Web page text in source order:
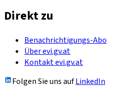
Direkt zu
Benachrichtigungs-Abo
Über evi.gv.at
Kontakt evi.gv.at
Folgen Sie uns aufLinkedIn